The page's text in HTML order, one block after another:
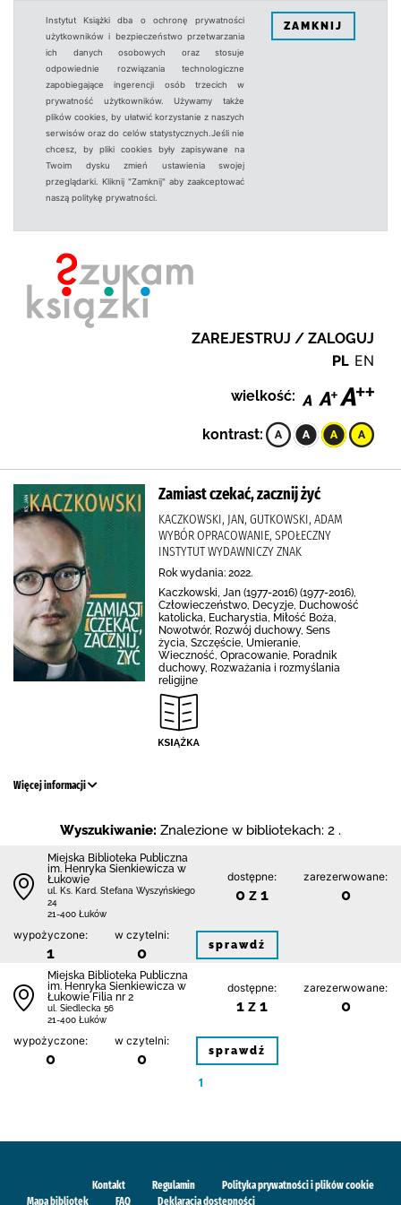
Instytut Książki dba o ochronę prywatności
użytkowników i bezpieczeństwo przetwarzania
ich danych osobowych oraz stosuje
odpowiednie rozwiązania technologiczne
zapobiegające ingerencji osób trzecich w
prywatność użytkowników. Używamy także
plików cookies, by ułatwić korzystanie z naszych
serwisów oraz do celów statystycznych.Jeśli nie
chcesz, by pliki cookies były zapisywane na
Twoim dysku zmień ustawienia swojej
przeglądarki. Kliknij "Zamknij" aby zaakceptować
naszą politykę prywatności.
ZAMKNIJ
ZAREJESTRUJ / ZALOGUJ
PL EN
wielkość:
kontrast:
Zamiast czekać, zacznij żyć
KACZKOWSKI, JAN, GUTKOWSKI, ADAM
WYBÓR OPRACOWANIE, SPOŁECZNY
INSTYTUT WYDAWNICZY ZNAK
Rok wydania: 2022.
Kaczkowski, Jan (1977-2016) (1977-2016),
Człowieczeństwo, Decyzje, Duchowość
katolicka, Eucharystia, Miłość Boża,
Nowotwór, Rozwój duchowy, Sens
życia, Szczęście, Umieranie,
Wieczność, Opracowanie, Poradnik
duchowy, Rozważania i rozmyślania
religijne
Więcej informacji
Wyszukiwanie: Znalezione w bibliotekach: 2 .
Miejska Biblioteka Publiczna
im. Henryka Sienkiewicza w
Łukowie
ul. Ks. Kard. Stefana Wyszyńskiego
24
21-400 Łuków
dostępne:
0 z 1
zarezerwowane:
0
wypożyczone:
1
w czytelni:
0 sprawdź
Miejska Biblioteka Publiczna
im. Henryka Sienkiewicza w
Łukowie Filia nr 2
ul. Siedlecka 56
21-400 Łuków
dostępne:
1 z 1
zarezerwowane:
0
wypożyczone:
0
w czytelni:
0 sprawdź
1
Kontakt Regulamin
Polityka prywatności i plików cookie
Mapa bibliotek
FAQ Deklaracja dostępności